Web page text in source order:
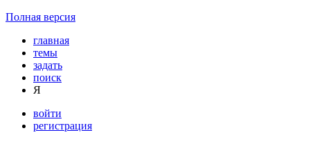
Полная версия
главная
темы
задать
поиск
Я
войти
регистрация